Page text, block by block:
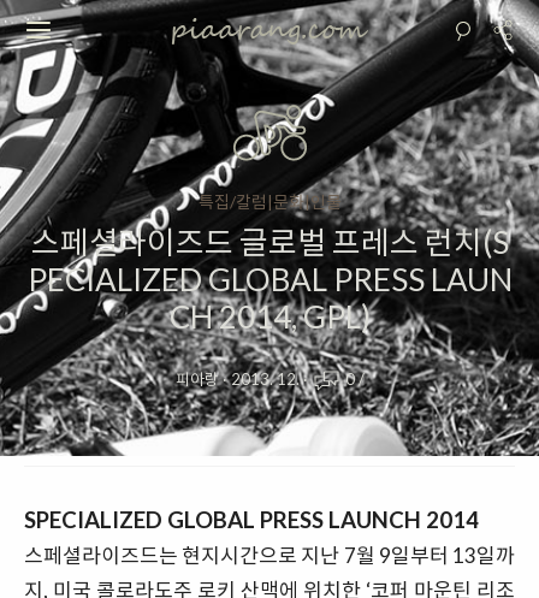
특집/칼럼|문화|인물
스페셜라이즈드 글로벌 프레스 런치(S
PECIALIZED GLOBAL PRESS LAUN
CH 2014, GPL)
피아랑·2013. 12.· 0/
SPECIALIZED GLOBAL PRESS LAUNCH 2014
스페셜라이즈드는 현지시간으로 지난 7월 9일부터 13일까
지, 미국 콜로라도주 로키 산맥에 위치한 ‘코퍼 마운틴 리조